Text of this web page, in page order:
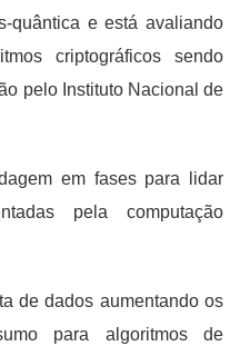
quântica e está avaliando
criptográficos sendo
pelo Instituto Nacional de
em fases para lidar
pela computação
de dados aumentando os
para algoritmos de